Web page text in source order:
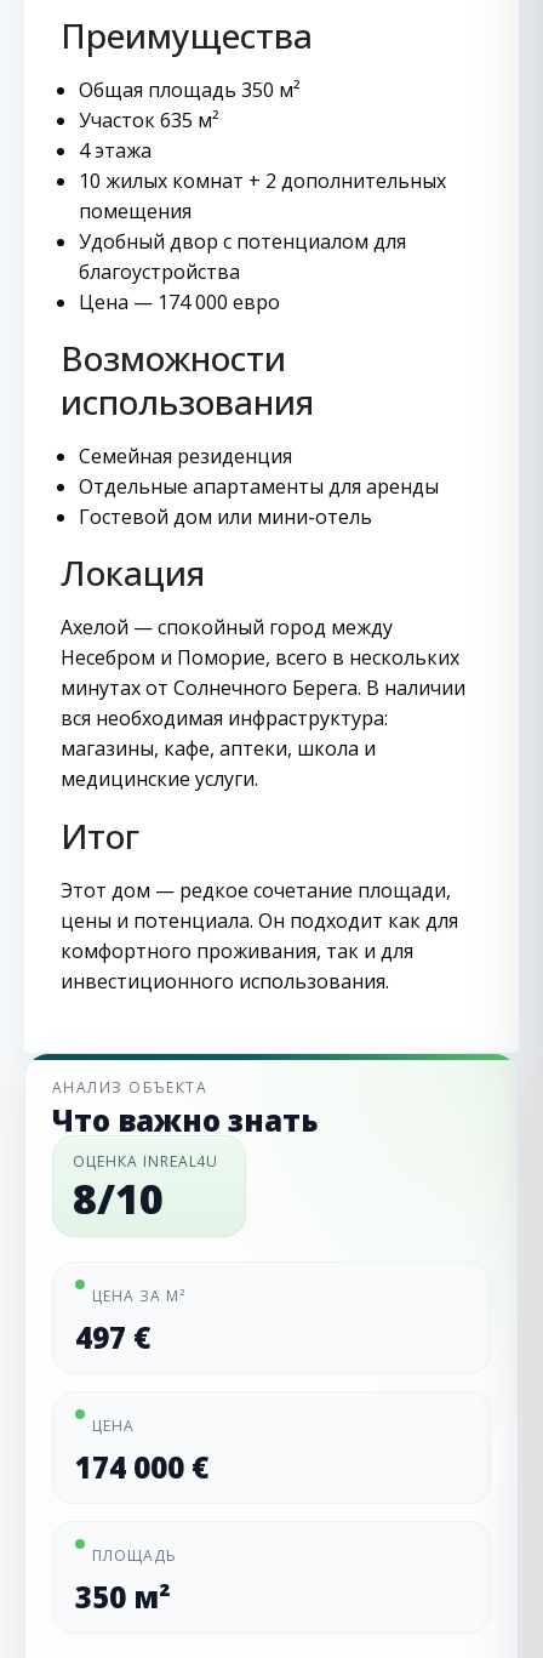
Преимущества
Общая площадь 350 м²
Участок 635 м²
4 этажа
10 жилых комнат + 2 дополнительных
помещения
Удобный двор с потенциалом для
благоустройства
Цена — 174 000 евро
Возможности
использования
Семейная резиденция
Отдельные апартаменты для аренды
Гостевой дом или мини-отель
Локация
Ахелой — спокойный город между
Несебром и Поморие, всего в нескольких
минутах от Солнечного Берега. В наличии
вся необходимая инфраструктура:
магазины, кафе, аптеки, школа и
медицинские услуги.
Итог
Этот дом — редкое сочетание площади,
цены и потенциала. Он подходит как для
комфортного проживания, так и для
инвестиционного использования.
АНАЛИЗ ОБЪЕКТА
Что важно знать
ОЦЕНКА INREAL4U
8/10
ЦЕНА ЗА М²
497 €
ЦЕНА
174 000 €
ПЛОЩАДЬ
350 м²